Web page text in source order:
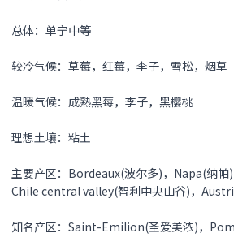
总体：单宁中等
较冷气候：草莓，红莓，李子，雪松，烟草
温暖气候：成熟黑莓，李子，黑樱桃
理想土壤：粘土
主要产区：Bordeaux(波尔多)，Napa(纳帕
Chile central valley(智利中央山谷)，
知名产区：Saint-Emilion(圣爱美浓)，